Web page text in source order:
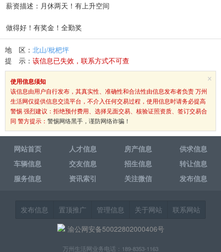
薪资描述：月休两天！有上升空间
做得好！有奖金！全勤奖
地 区： 北山/枇杷坪
提 示： 该信息已失效，联系方式不可查
×
使用信息须知
该信息由用户自行发布，其真实性、准确性和合法性由信息发布者负责 万州
生活网仅提供信息交流平台，不介入任何交易过程，使用信息时请务必提高
警惕 强烈建议：拒绝预付费用、选择见面交易、核验证照资质、签订交易合
同 警方提示： 警惕网络黑手，谨防网络诈骗！
网站首页 人才信息 房产信息
供求信息
车辆信息
交友信息 招生信息
转让信息
服务信息
资讯索引 关注微信 发布信息
发布信息 置顶推广 管理信息 关于网站
联系网站
渝公网安备50022802000406号
万州生活网业务电话：189-8353-1163